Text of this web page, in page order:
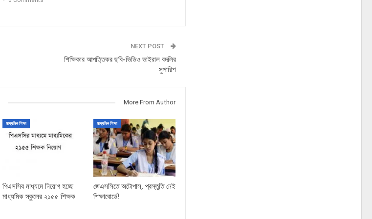
NEXT POST
শিক্ষিকার আপত্তিকর ছবি-ভিডিও ভাইরাল বদলির
সুপারিশ
More From Author
মাধ্যমিক শিক্ষা
পিএসসির মাধ্যমে নিয়োগ হচ্ছে
মাধ্যমিক স্কুলের ২১৫৫ শিক্ষক
মাধ্যমিক শিক্ষা
জেএসসিতে অটোপাস, প্রস্তুতি নেই
শিক্ষাবোর্ডে!